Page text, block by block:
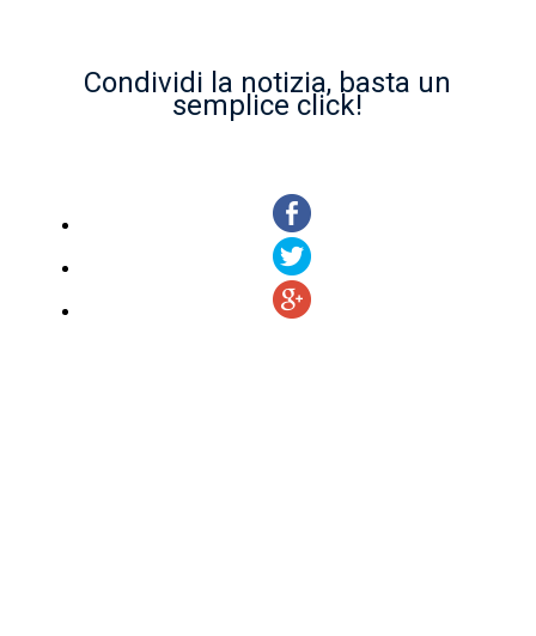
Condividi la notizia, basta un
semplice click!